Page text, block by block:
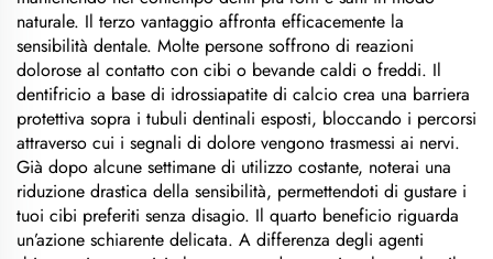
naturale. Il terzo vantaggio affronta efficacemente la
sensibilità dentale. Molte persone soffrono di reazioni
dolorose al contatto con cibi o bevande caldi o freddi. Il
dentifricio a base di idrossiapatite di calcio crea una barriera
protettiva sopra i tubuli dentinali esposti, bloccando i percorsi
attraverso cui i segnali di dolore vengono trasmessi ai nervi.
Già dopo alcune settimane di utilizzo costante, noterai una
riduzione drastica della sensibilità, permettendoti di gustare i
tuoi cibi preferiti senza disagio. Il quarto beneficio riguarda
un’azione schiarente delicata. A differenza degli agenti